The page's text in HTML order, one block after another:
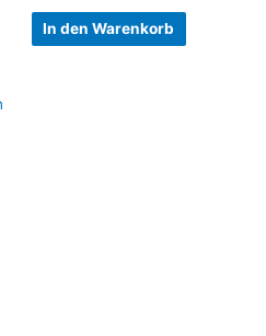
In den Warenkorb